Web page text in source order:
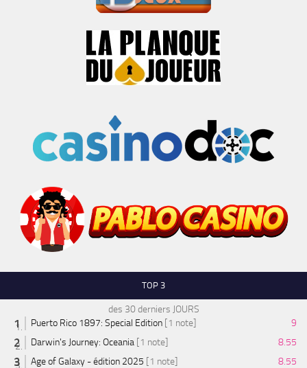
TOP 3
des 30 derniers JOURS
Puerto Rico 1897: Special Edition [1 note]
9
Darwin's Journey: Oceania [1 note]
8.55
Age of Galaxy - édition 2025 [1 note] 8.55